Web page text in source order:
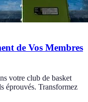
de Vos Membres
votre club de basket
éprouvés. Transformez